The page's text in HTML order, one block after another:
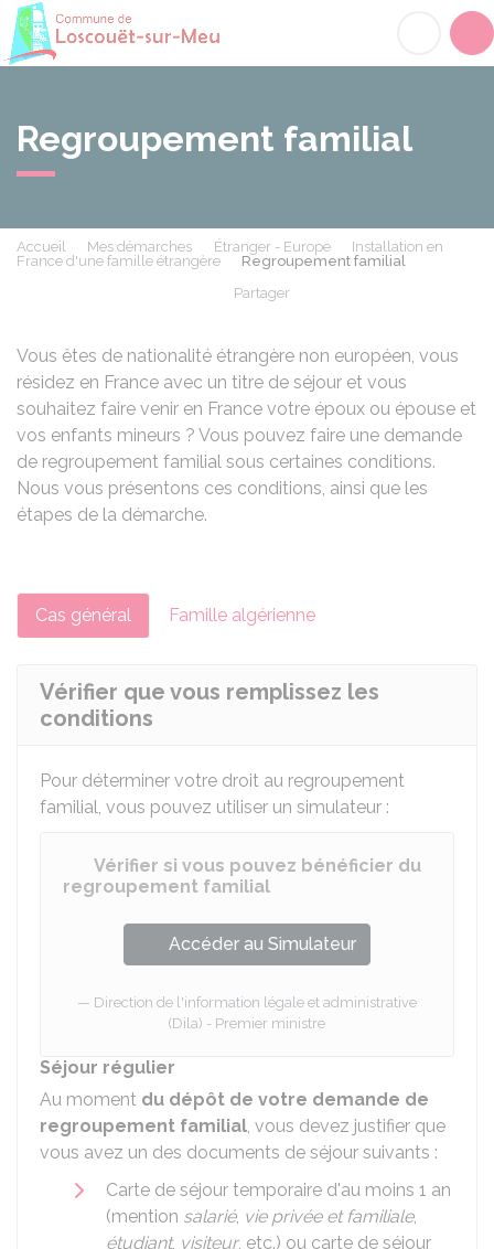
Regroupement familial
Accueil Mes démarches Étranger - Europe
Installation en
France d'une famille étrangère
Regroupement familial
Partager
Vous êtes de nationalité étrangère non européen, vous
résidez en France avec un titre de séjour et vous
souhaitez faire venir en France votre époux ou épouse et
vos enfants mineurs ? Vous pouvez faire une demande
de regroupement familial sous certaines conditions.
Nous vous présentons ces conditions, ainsi que les
étapes de la démarche.
Cas général Famille algérienne
Vérifier que vous remplissez les
conditions
Pour déterminer votre droit au regroupement
familial, vous pouvez utiliser un simulateur :
Vérifier si vous pouvez bénéficier du
regroupement familial
Accéder au Simulateur
Direction de l'information légale et administrative
(Dila) - Premier ministre
Séjour régulier
Au moment du dépôt de votre demande de
regroupement familial, vous devez justifier que
vous avez un des documents de séjour suivants :
Carte de séjour temporaire d'au moins 1 an
(mention salarié, vie privée et familiale,
étudiant, visiteur, etc.) ou carte de séjour